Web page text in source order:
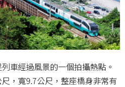
車經過風景的一個拍攝熱點。
，寬9.7公尺，整座橋身非常有